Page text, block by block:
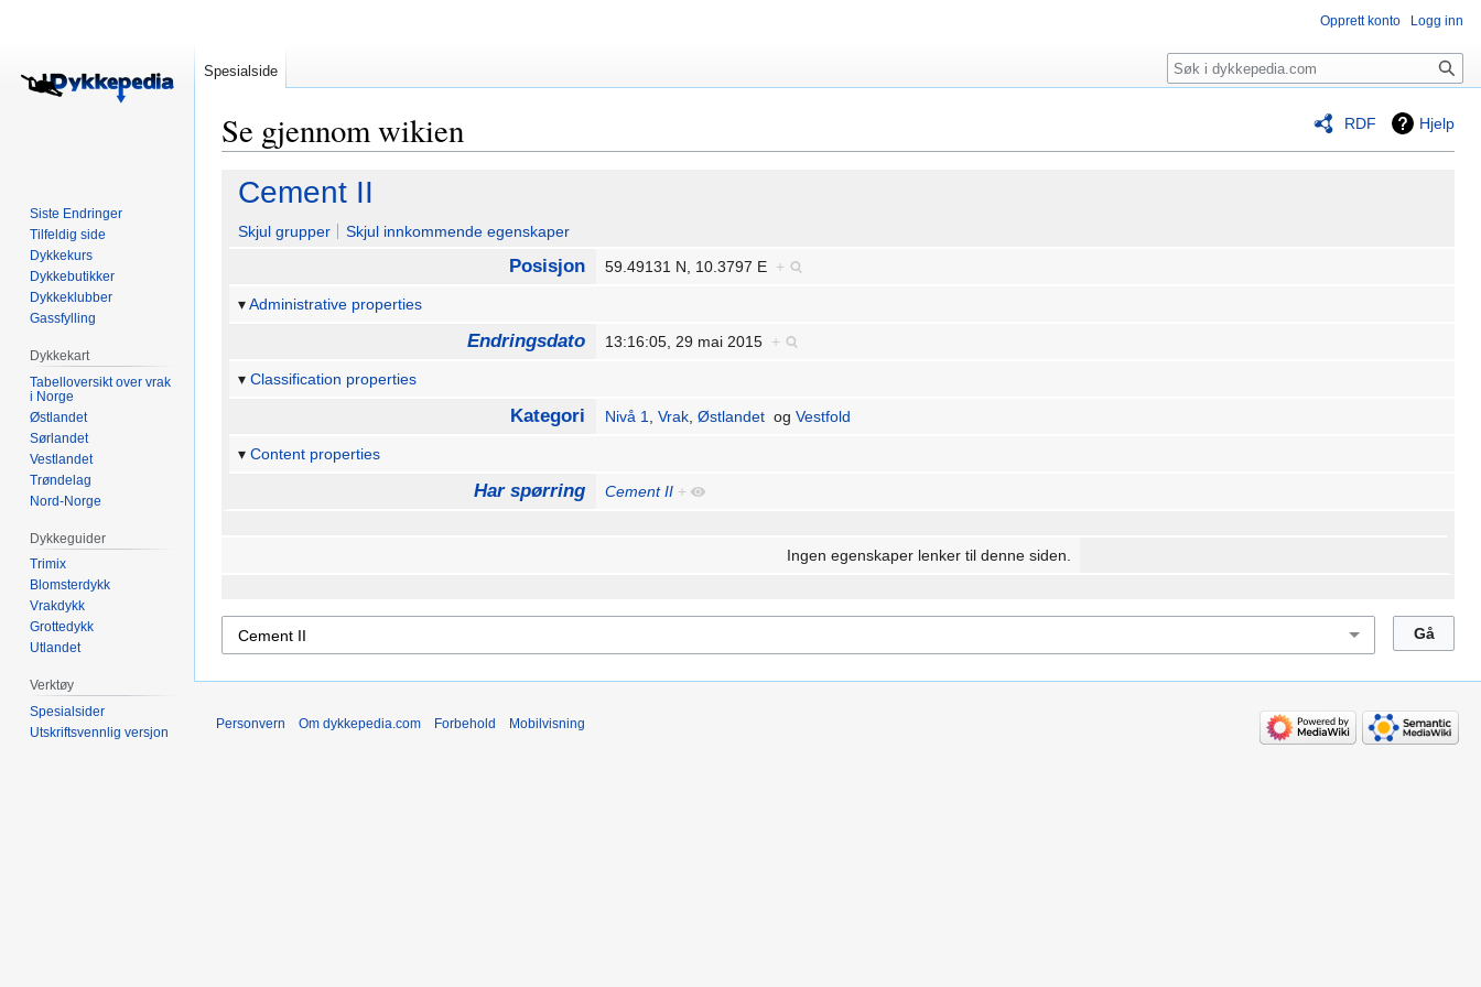
RDF Hjelp
Se gjennom wikien
Hopp
navigering
Hopp
søk
Cement II
Skjul grupper Skjul innkommende egenskaper
Posisjon 59.49131 N, 10.3797 E +
Administrative properties
Endringsdato 13:16:05, 29 mai 2015 +
Classification properties
Kategori Nivå 1,Vrak,Østlandet ogVestfold
Content properties
Har spørring Cement II +
Ingen egenskaper lenker til denne siden.
Opprett konto Logg inn
Spesialside Søk
Siste Endringer
Tilfeldig side
Dykkekurs
Dykkebutikker
Dykkeklubber
Gassfylling
Dykkekart
Tabelloversikt over vrak
i Norge
Østlandet
Sørlandet
Vestlandet
Trøndelag
Nord-Norge
Dykkeguider
Trimix
Blomsterdykk
Vrakdykk
Grottedykk
Utlandet
Verktøy
Spesialsider
Utskriftsvennlig versjon
Personvern Om dykkepedia.com Forbehold Mobilvisning